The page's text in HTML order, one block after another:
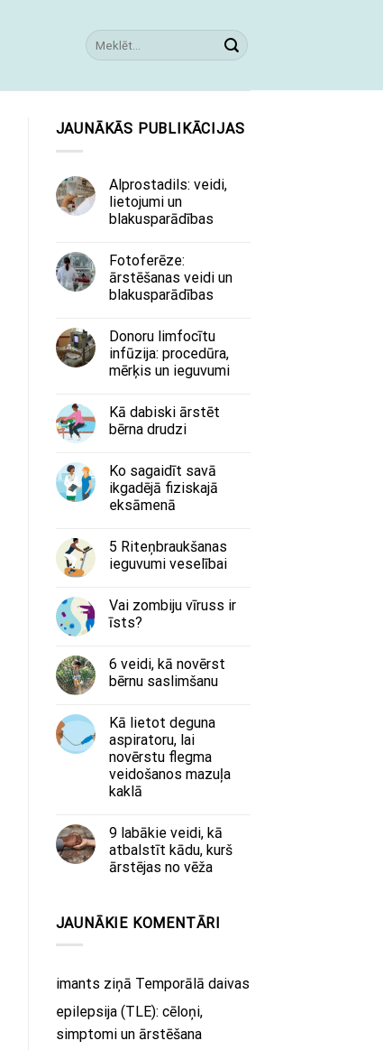
JAUNĀKĀS PUBLIKĀCIJAS
Alprostadils: veidi,
lietojumi un
blakusparādības
Fotoferēze:
ārstēšanas veidi un
blakusparādības
Donoru limfocītu
infūzija: procedūra,
mērķis un ieguvumi
Kā dabiski ārstēt
bērna drudzi
Ko sagaidīt savā
ikgadējā fiziskajā
eksāmenā
5 Riteņbraukšanas
ieguvumi veselībai
Vai zombiju vīruss ir
īsts?
6 veidi, kā novērst
bērnu saslimšanu
Kā lietot deguna
aspiratoru, lai
novērstu flegma
veidošanos mazuļa
kaklā
9 labākie veidi, kā
atbalstīt kādu, kurš
ārstējas no vēža
JAUNĀKIE KOMENTĀRI
imants ziņā Temporālā daivas
epilepsija (TLE): cēloņi,
simptomi un ārstēšana